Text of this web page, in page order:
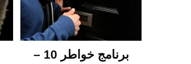
برنامج خواطر 10 –